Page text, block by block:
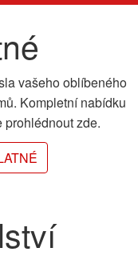
vašeho oblíbeného
Kompletní nabídku
prohlédnout zde.